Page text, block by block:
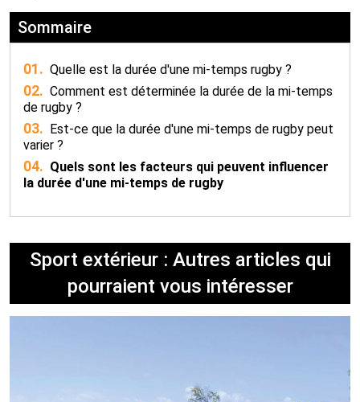
Sommaire
01. Quelle est la durée d'une mi-temps rugby ?
02. Comment est déterminée la durée de la mi-temps
de rugby ?
03.
Est-ce que la durée d'une mi-temps de rugby peut
varier ?
04. Quels sont les facteurs qui peuvent influencer
la durée d'une mi-temps de rugby
Sport extérieur : Autres articles qui
pourraient vous intéresser